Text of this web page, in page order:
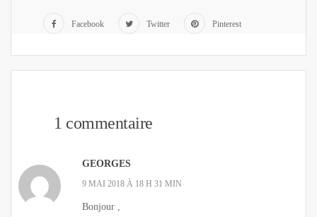
Facebook Twitter Pinterest
1 commentaire
GEORGES
9 MAI 2018 À 18 H 31 MIN
Bonjour ,